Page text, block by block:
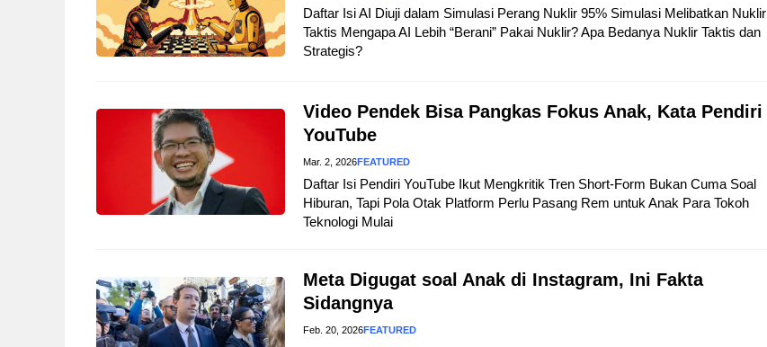
Daftar Isi AI Diuji dalam Simulasi Perang Nuklir 95% Simulasi Melibatkan Nuklir
Taktis Mengapa AI Lebih “Berani” Pakai Nuklir? Apa Bedanya Nuklir Taktis dan
Strategis?
Video Pendek Bisa Pangkas Fokus Anak, Kata Pendiri
YouTube
Mar. 2, 2026FEATURED
Daftar Isi Pendiri YouTube Ikut Mengkritik Tren Short-Form Bukan Cuma Soal
Hiburan, Tapi Pola Otak Platform Perlu Pasang Rem untuk Anak Para Tokoh
Teknologi Mulai
Meta Digugat soal Anak di Instagram, Ini Fakta
Sidangnya
Feb. 20, 2026FEATURED